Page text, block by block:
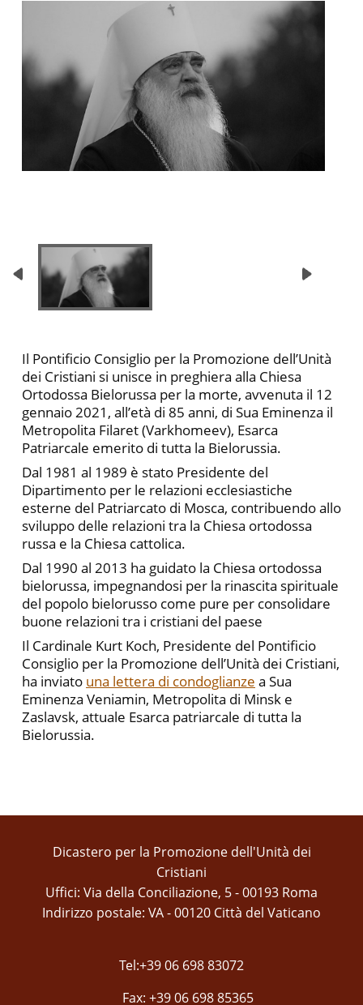
Il Pontificio Consiglio per la Promozione dell’Unità
dei Cristiani si unisce in preghiera alla Chiesa
Ortodossa Bielorussa per la morte, avvenuta il 12
gennaio 2021, all’età di 85 anni, di Sua Eminenza il
Metropolita Filaret (Varkhomeev), Esarca
Patriarcale emerito di tutta la Bielorussia.
Dal 1981 al 1989 è stato Presidente del
Dipartimento per le relazioni ecclesiastiche
esterne del Patriarcato di Mosca, contribuendo allo
sviluppo delle relazioni tra la Chiesa ortodossa
russa e la Chiesa cattolica.
Dal 1990 al 2013 ha guidato la Chiesa ortodossa
bielorussa, impegnandosi per la rinascita spirituale
del popolo bielorusso come pure per consolidare
buone relazioni tra i cristiani del paese
Il Cardinale Kurt Koch, Presidente del Pontificio
Consiglio per la Promozione dell’Unità dei Cristiani,
ha inviato una lettera di condoglianze a Sua
Eminenza Veniamin, Metropolita di Minsk e
Zaslavsk, attuale Esarca patriarcale di tutta la
Bielorussia.
Dicastero per la Promozione dell'Unità dei
Cristiani
Uffici: Via della Conciliazione, 5 - 00193 Roma
Indirizzo postale: VA - 00120 Città del Vaticano
Tel:+39 06 698 83072
Fax: +39 06 698 85365